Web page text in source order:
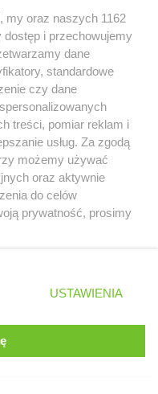
wakacyjna
w F1?
używa plików
w urządzeniach
z serwisu, w celu
poprawy jakości
polityce
my oraz naszych 1162
i przechowujemy
dane
standardowe
czy dane
treści, pomiar reklam i
usług. Za zgodą
możemy używać
oraz aktywnie
do celów
prywatność, prosimy
dolnym rogu strony
danych nie wymagają
będą miały
USTAWIENIA